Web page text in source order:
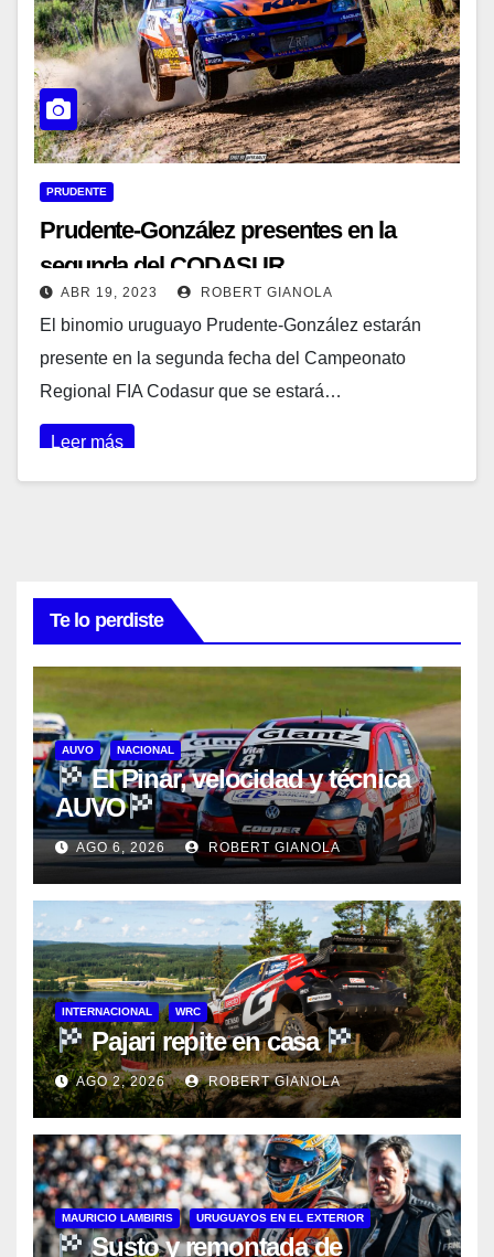
PRUDENTE
Prudente-González presentes en la
segunda del CODASUR
ABR 19, 2023 ROBERT GIANOLA
El binomio uruguayo Prudente-González estarán
presente en la segunda fecha del Campeonato
Regional FIA Codasur que se estará…
Leer más
Te lo perdiste
AUVO NACIONAL
El Pinar, velocidad y técnica
AUVO
AGO 6, 2026 ROBERT GIANOLA
INTERNACIONAL WRC
Pajari repite en casa
AGO 2, 2026 ROBERT GIANOLA
MAURICIO LAMBIRIS URUGUAYOS EN EL EXTERIOR
Susto y remontada de